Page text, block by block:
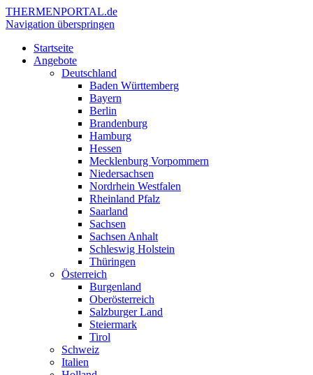
THERMENPORTAL.de
Navigation überspringen
Startseite
Angebote
Deutschland
Baden Württemberg
Bayern
Berlin
Brandenburg
Hamburg
Hessen
Mecklenburg Vorpommern
Niedersachsen
Nordrhein Westfalen
Rheinland Pfalz
Saarland
Sachsen
Sachsen Anhalt
Schleswig Holstein
Thüringen
Österreich
Burgenland
Oberösterreich
Salzburger Land
Steiermark
Tirol
Schweiz
Italien